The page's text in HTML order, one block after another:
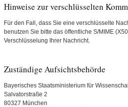
Hinweise zur verschlüsselten
Für den Fall, dass Sie eine verschlüsselte
benutzen Sie bitte das öffentliche S/MIME
Verschlüsselung Ihrer Nachricht.
Zuständige Aufsichtsbehörde
Bayerisches Staatsministerium für
Salvatorstraße 2
80327 München